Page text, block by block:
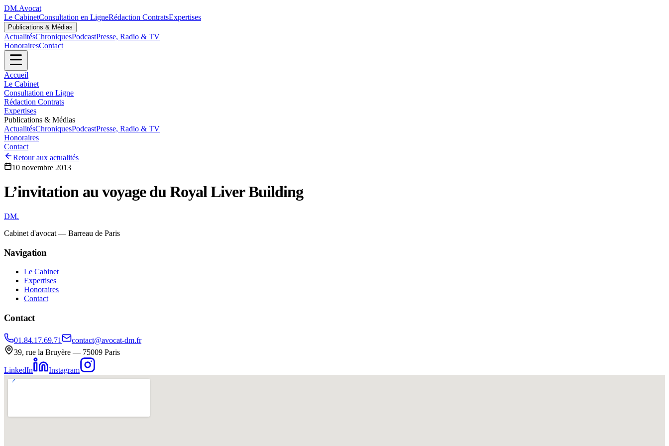
DM.Avocat
Le CabinetConsultation en LigneRédaction ContratsExpertises
Publications & Médias
ActualitésChroniquesPodcastPresse, Radio & TV
HonorairesContact
Accueil
Le Cabinet
Consultation en Ligne
Rédaction Contrats
Expertises
Publications & Médias
ActualitésChroniquesPodcastPresse, Radio & TV
Honoraires
Contact
Retour aux actualités
10 novembre 2013
L’invitation au voyage du Royal Liver Building
DM.
Cabinet d'avocat — Barreau de Paris
Navigation
Le Cabinet
Expertises
Honoraires
Contact
Contact
01.84.17.69.71
contact@avocat-dm.fr
39, rue la Bruyère — 75009 Paris
LinkedIn Instagram